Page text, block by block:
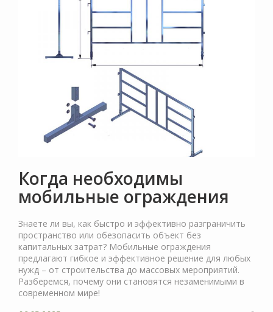
Когда необходимы
мобильные ограждения
Знаете ли вы, как быстро и эффективно разграничить
пространство или обезопасить объект без
капитальных затрат? Мобильные ограждения
предлагают гибкое и эффективное решение для любых
нужд – от строительства до массовых мероприятий.
Разберемся, почему они становятся незаменимыми в
современном мире!